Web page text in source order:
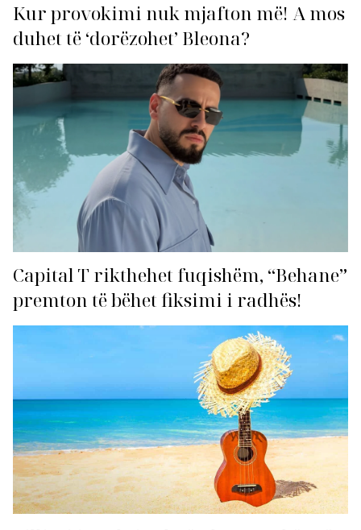
Kur provokimi nuk mjafton më! A mos
duhet të ‘dorëzohet’ Bleona?
Capital T rikthehet fuqishëm, “Behane”
premton të bëhet fiksimi i radhës!